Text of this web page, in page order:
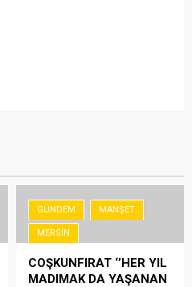
GÜNDEM MANŞET
MERSIN
COŞKUNFIRAT ‘’HER YIL
MADIMAK DA YAŞANAN